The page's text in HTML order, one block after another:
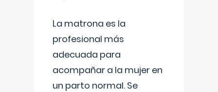
La matrona es la
profesional más
adecuada para
acompañar a la mujer en
un parto normal. Se